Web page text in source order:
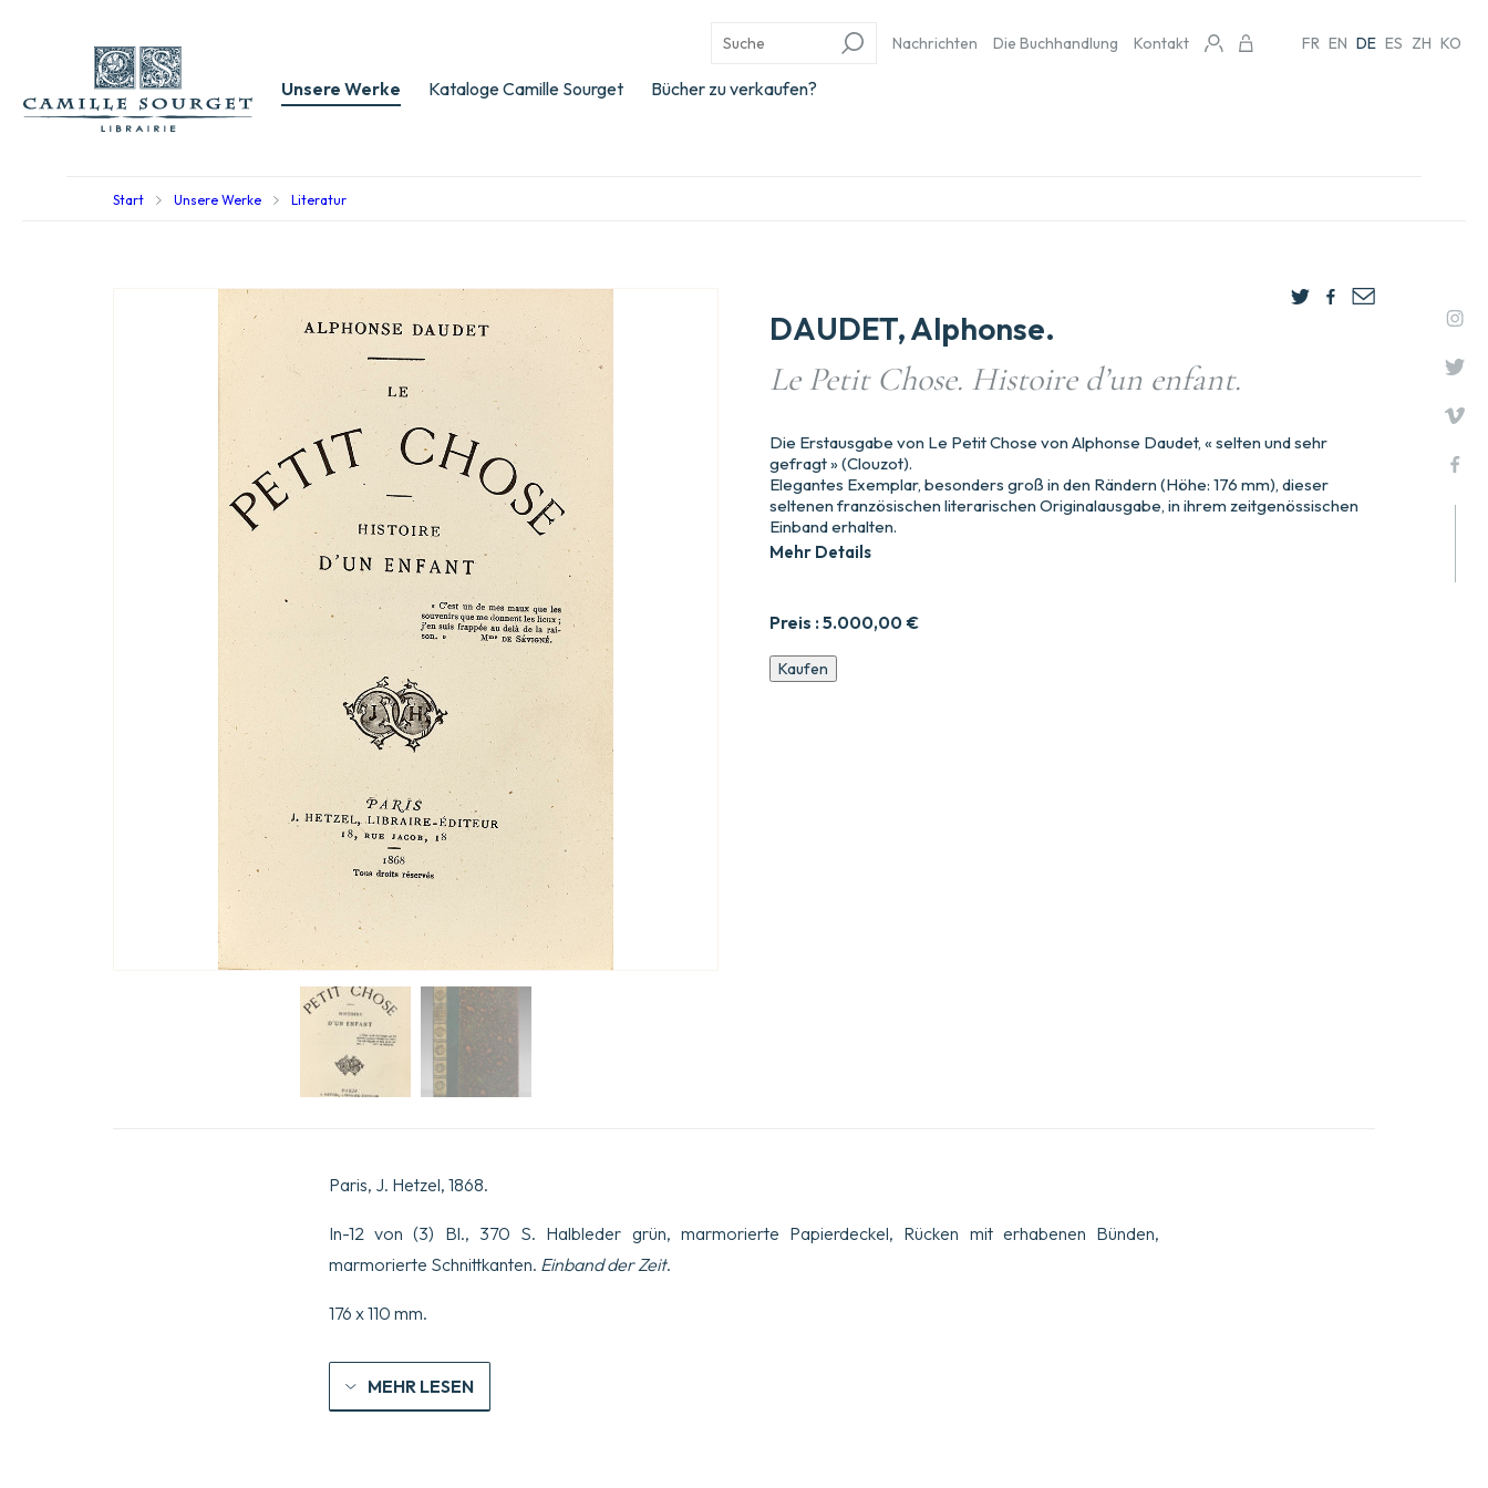
Unsere Werke Kataloge Camille Sourget Bücher zu verkaufen?
Nachrichten Die Buchhandlung Kontakt FR EN DE ES ZH KO
Start Unsere Werke Literatur
DAUDET, Alphonse.
Le Petit Chose. Histoire d’un enfant.
Preis :5.000,00 €
Die Erstausgabe von Le Petit Chose von Alphonse Daudet, « selten und sehr
gefragt » (Clouzot).
Elegantes Exemplar, besonders groß in den Rändern (Höhe: 176 mm), dieser
seltenen französischen literarischen Originalausgabe, in ihrem zeitgenössischen
Einband erhalten.
Mehr Details
Le
Petit
Kaufen
Paris, J. Hetzel, 1868.
In-12 von (3) Bl., 370 S. Halbleder grün, marmorierte Papierdeckel, Rücken mit erhabenen Bünden,
marmorierte Schnittkanten. Einband der Zeit.
176 x 110 mm.
MEHR LESEN